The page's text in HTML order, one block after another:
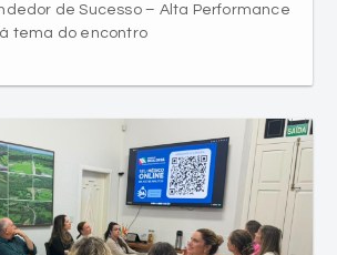
de Sucesso – Alta Performance
tema do encontro